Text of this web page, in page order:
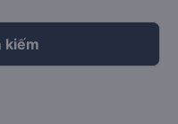
kiếm